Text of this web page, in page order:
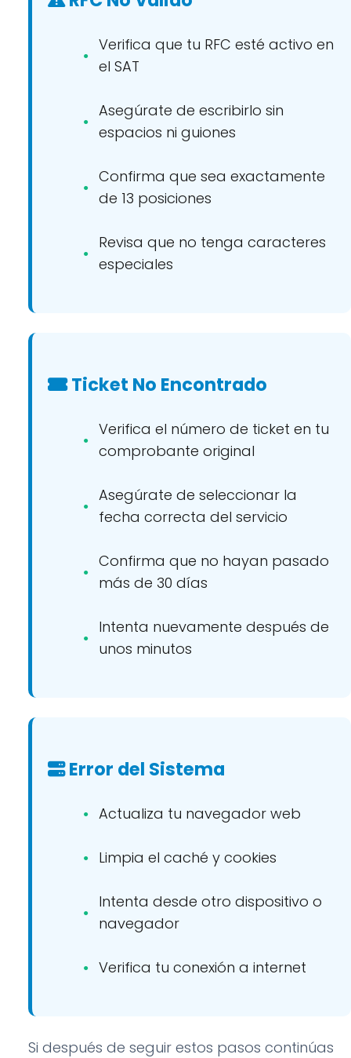
Verifica que tu RFC esté activo en
el SAT
Asegúrate de escribirlo sin
espacios ni guiones
Confirma que sea exactamente
de 13 posiciones
Revisa que no tenga caracteres
especiales
Ticket No Encontrado
Verifica el número de ticket en tu
comprobante original
Asegúrate de seleccionar la
fecha correcta del servicio
Confirma que no hayan pasado
más de 30 días
Intenta nuevamente después de
unos minutos
Error del Sistema
Actualiza tu navegador web
Limpia el caché y cookies
Intenta desde otro dispositivo o
navegador
Verifica tu conexión a internet
Si después de seguir estos pasos continúas